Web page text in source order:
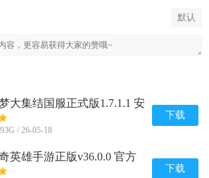
默认
大集结国服正式版1.7.1.1 安
/ 26-05-18
下载
英雄手游正版v36.0.0 官方
下载